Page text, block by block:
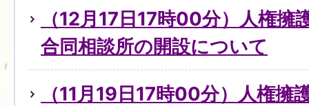
（12月17日17時00分）人権擁
合同相談所の開設について
（11月19日17時00分）人権擁